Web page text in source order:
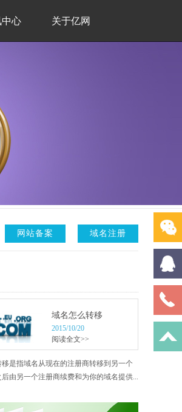
中心 关于亿网
域名注册
网站备案
域名怎么转移
2015/10/20
阅读全文>>
移是指域名从现在的注册商转移到另一个
由另一个注册商续费和为你的域名提供...